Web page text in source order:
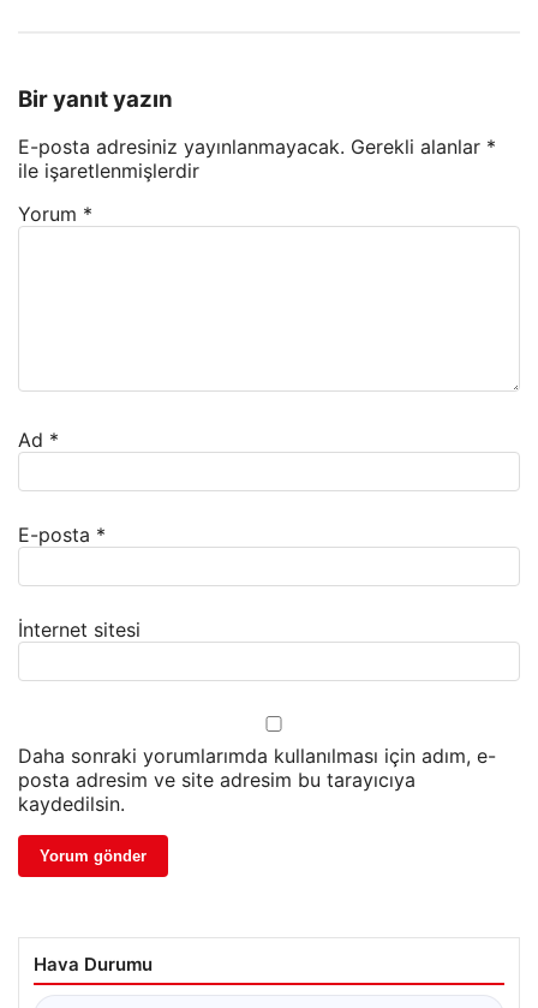
Bir yanıt yazın
E-posta adresiniz yayınlanmayacak. Gerekli alanlar *
ile işaretlenmişlerdir
Yorum *
Ad *
E-posta *
İnternet sitesi
Daha sonraki yorumlarımda kullanılması için adım, e-
posta adresim ve site adresim bu tarayıcıya
kaydedilsin.
Hava Durumu